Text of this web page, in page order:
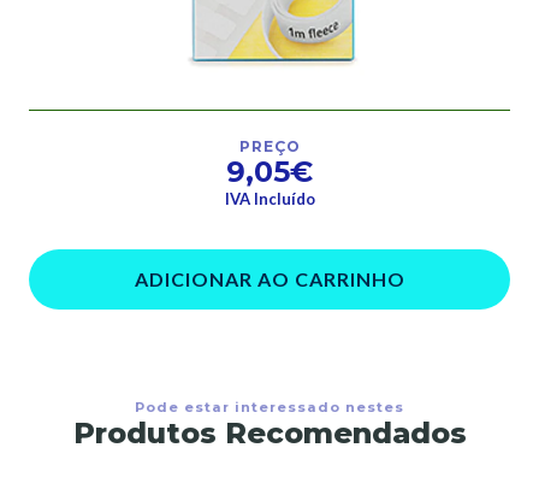
PREÇO
9,05€
IVA Incluído
ADICIONAR AO CARRINHO
Pode estar interessado nestes
Produtos Recomendados